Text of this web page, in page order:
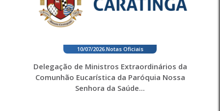
10/07/2026. Notas Oficiais
Delegação de Ministros Extraordinários da
Comunhão Eucarística da Paróquia Nossa
Senhora da Saúde...